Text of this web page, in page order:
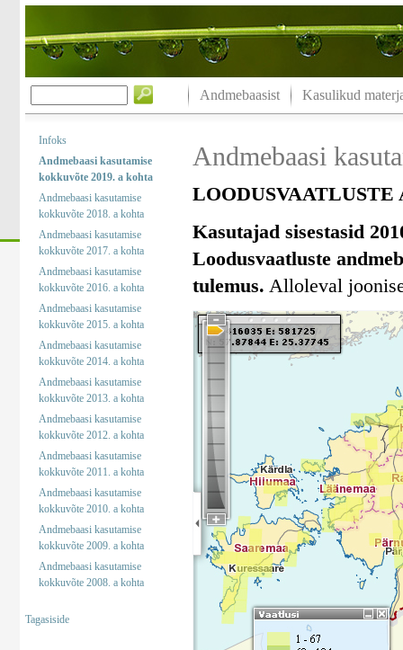
Andmebaasist Kasulikud
Infoks
Andmebaasi kasutamise
kokkuvõte 2019. a kohta
Andmebaasi kasutamise
kokkuvõte 2018. a kohta
Andmebaasi kasutamise
kokkuvõte 2017. a kohta
Andmebaasi kasutamise
kokkuvõte 2016. a kohta
Andmebaasi kasutamise
kokkuvõte 2015. a kohta
Andmebaasi kasutamise
kokkuvõte 2014. a kohta
Andmebaasi kasutamise
kokkuvõte 2013. a kohta
Andmebaasi kasutamise
kokkuvõte 2012. a kohta
Andmebaasi kasutamise
kokkuvõte 2011. a kohta
Andmebaasi kasutamise
kokkuvõte 2010. a kohta
Andmebaasi kasutamise
kokkuvõte 2009. a kohta
Andmebaasi kasutamise
kokkuvõte 2008. a kohta
Tagasiside
Andmebaasi
Kasutajad sisestasid
Loodusvaatluste
tulemus. Alloleval